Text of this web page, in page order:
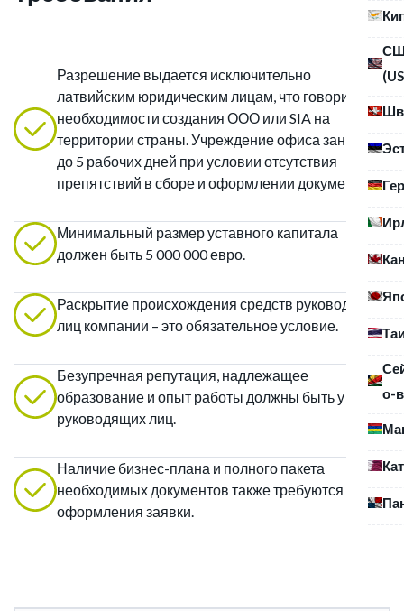
о-
Разрешение выдается исключительно
латвийским юридическим лицам, что говорит о
необходимости создания ООО или SIA на
территории страны. Учреждение офиса занимает
до 5 рабочих дней при условии отсутствия
препятствий в сборе и оформлении документов.
Минимальный размер уставного капитала
должен быть 5 000 000 евро.
Раскрытие происхождения средств руководящих
лиц компании – это обязательное условие.
Безупречная репутация, надлежащее
образование и опыт работы должны быть у всех
руководящих лиц.
Наличие бизнес-плана и полного пакета
необходимых документов также требуются для
оформления заявки.